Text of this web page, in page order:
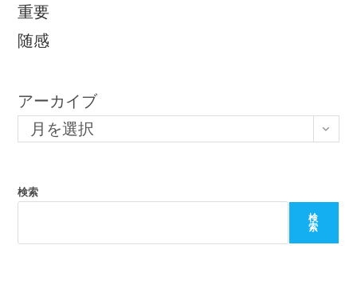
重要
随感
アーカイブ
月を選択
検索
検
索